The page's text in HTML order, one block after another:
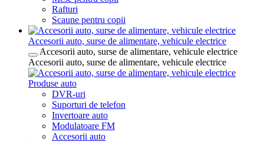
Rafturi
Scaune pentru copii
Accesorii auto, surse de alimentare, vehicule electrice
Accesorii auto, surse de alimentare, vehicule electrice
Accesorii auto, surse de alimentare, vehicule electrice
Produse auto
DVR-uri
Suporturi de telefon
Invertoare auto
Modulatoare FM
Accesorii auto